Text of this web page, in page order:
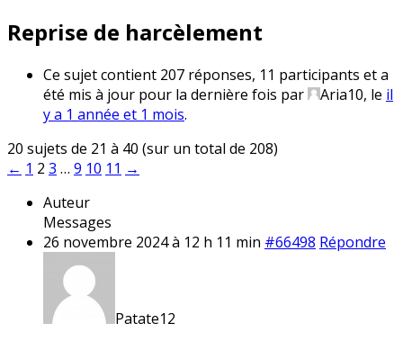
Reprise de harcèlement
Ce sujet contient 207 réponses, 11 participants et a
été mis à jour pour la dernière fois par
Aria10, le il
y a 1 année et 1 mois.
20 sujets de 21 à 40 (sur un total de 208)
← 1 2 3 … 9 10 11 →
Auteur
Messages
26 novembre 2024 à 12 h 11 min #66498 Répondre
Patate12